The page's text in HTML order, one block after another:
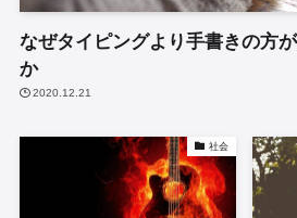
なぜタイピングより手書きの方
か
2020.12.21
社会